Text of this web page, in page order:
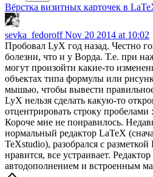
Вёрстка визитных карточек в
sevka_fedoroffNov 20 2014 at 10:02
Пробовал LyX год назад. Честно
болезни, что и у Ворда. Т.е. при
могут произойти какие-то
объектах типа формулы или
мышью, чтобы вывести
LyX нельзя сделать какую-то
отцентрировать строку пробелами
Короче мне не понравилось.
нормальный редактор LaTeX
TeXstudio), разобрался с
нравится, все устраивает.
автодополнением и встроенным